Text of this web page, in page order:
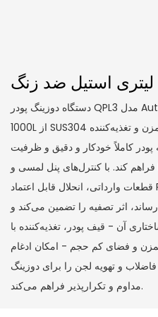
دستگاه دوزینگ پودر QPL3 مدل Auto Powder Dosing Dissolver
1000L از SUS304 ساخته شده و مجهز به موتور همزن و تغذیه‌کننده
پودر کاملاً خودکار و دقیق و ظرفیت
را فراهم کند. با کنترل‌های پنل لمسی و
قطعات وارداتی، انحلال قابل اعتماد PAM/PAC را تضمین می‌کند،
اثر تصفیه را تضمین می‌کند و
آن - قیف پودر، تغذیه‌کننده با
و فضای کم حجم - امکان ادغام
و تهویه لجن را برای دوزینگ
مداوم و تکرارپذیر فراهم می‌کند.